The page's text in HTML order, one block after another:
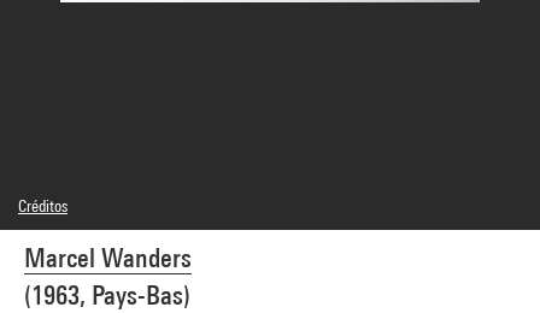
Marcel Wanders
(1963, Pays-Bas)
Créditos
© Marcel Wanders
Créditos fotográficos : Centre Pompidou, MNAM-CCI/Georges Meguerditchian/Dist.
GrandPalaisRmn
Referencia de la imagen : 4N44999